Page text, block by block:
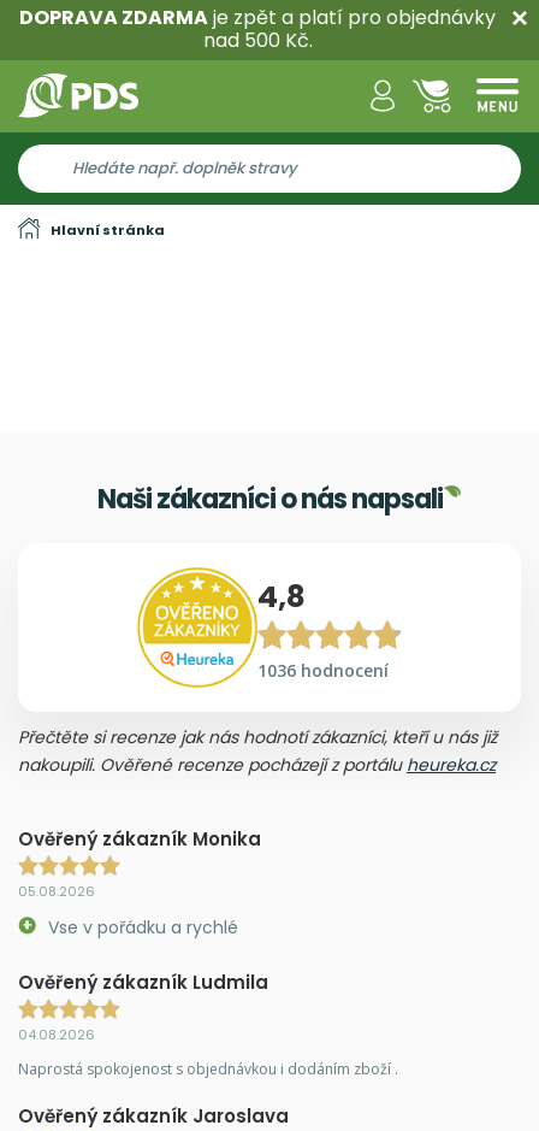
DOPRAVA ZDARMAje zpět a platí pro objednávky
nad 500 Kč.
Hlavní stránka
Naši zákazníci o nás napsali
4,8
1036 hodnocení
Přečtěte si recenze jak nás hodnotí zákazníci, kteří u nás již
nakoupili. Ověřené recenze pocházejí z portálu heureka.cz
Ověřený zákazník Monika
05.08.2026
Vse v pořádku a rychlé
Ověřený zákazník Ludmila
04.08.2026
Naprostá spokojenost s objednávkou i dodáním zboží .
Ověřený zákazník Jaroslava